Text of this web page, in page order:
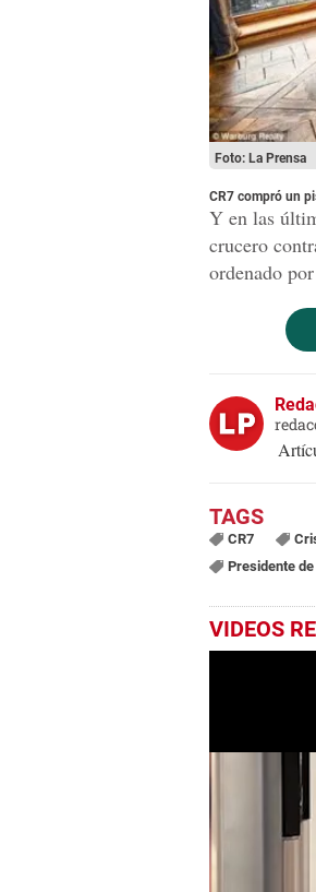
Foto: La Prensa
CR7 compró un
Y en las
crucero
ordenado
CR7
Presidente
VIDEOS